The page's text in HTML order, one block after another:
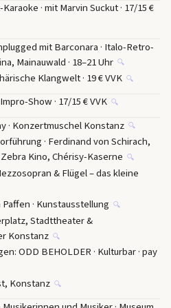
· mit Marvin Suckut · 17/15 €
mit Barconara · Italo-Retro-
Mainauwald · 18–21 Uhr 🔍
Klangwelt · 19 € VVK 🔍
Show · 17/15 € VVK 🔍
· Konzertmuschel Konstanz 🔍
· Ferdinand von Schirach,
Kino, Chérisy-Kaserne 🔍
& Flügel – das kleine
· Kunstausstellung 🔍
Stadttheater &
Konstanz 🔍
ODD BEHOLDER · Kulturbar · pay
Konstanz 🔍